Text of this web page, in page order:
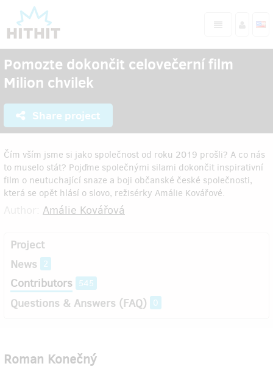
Pomozte dokončit celovečerní film
Milion chvilek
Share project
Čím vším jsme si jako společnost od roku 2019 prošli? A co nás
to muselo stát? Pojďme společnými silami dokončit inspirativní
film o neutuchající snaze a boji občanské české společnosti,
která se opět hlásí o slovo, režisérky Amálie Kovářové.
Amálie Kovářová
Project
News
2
Contributors 545
Questions & Answers (FAQ) 0
Roman Konečný